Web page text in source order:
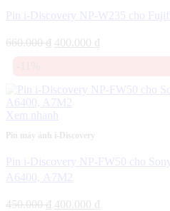
Pin i-Discovery NP-W235 cho
660.000₫ Giá
400.000 ₫
400.000 ₫.
Xem nhanh
Pin máy ảnh i-Discovery
Pin i-Discovery NP-FW50 cho
A6400, A7M2
450.000₫ Giá
400.000 ₫